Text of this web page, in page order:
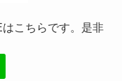
こちらです。是非